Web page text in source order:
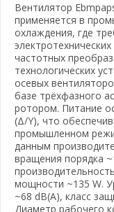
Вентилятор
применяется в
охлаждения, где
частотных
технологических
осевых
базе трёхфазного
ротором. Питание
(Δ/Y), что
промышленном
данным
вращения порядка
мощности ~135 W.
~68 dB(A), класс
Диаметр рабочего